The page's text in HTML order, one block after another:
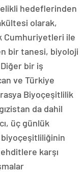
hedeflerinden
olarak,
Cumhuriyetleri ile
bir tanesi, biyoloji
bir iş
ve Türkiye
Biyoçeşitlilik
da dahil
üç günlük
biyoçeşitliliğinin
karşı